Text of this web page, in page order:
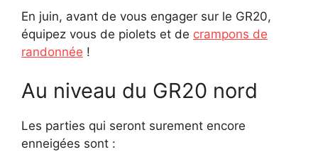
En juin, avant de vous engager sur le GR20,
équipez vous de piolets et de crampons de
randonnée !
Au niveau du GR20 nord
Les parties qui seront surement encore
enneigées sont :